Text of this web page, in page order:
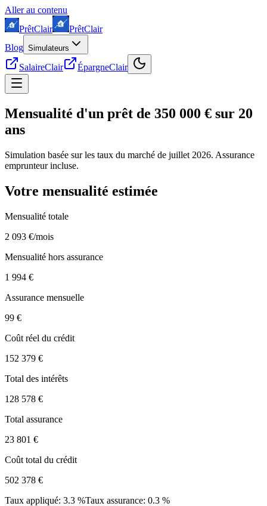
Aller au contenu
PrêtClair PrêtClair
Blog Simulateurs
SalaireClair ÉpargneClair
Mensualité d'un prêt de 350 000 € sur 20
ans
Simulation basée sur les taux du marché de juillet 2026. Assurance
emprunteur incluse.
Votre mensualité estimée
Mensualité totale
2 093 €/mois
Mensualité hors assurance
1 994 €
Assurance mensuelle
99 €
Coût réel du crédit
152 379 €
Total des intérêts
128 578 €
Total assurance
23 801 €
Coût total du crédit
502 378 €
Taux appliqué: 3.3 %Taux assurance: 0.3 %